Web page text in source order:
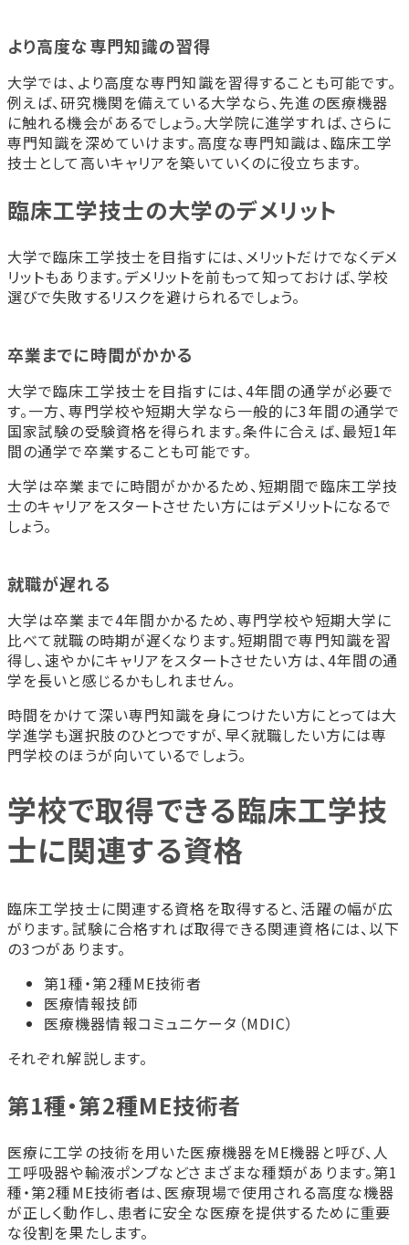
より高度な専門知識の習得
大学では、より高度な専門知識を習得することも可能です。
例えば、研究機関を備えている大学なら、先進の医療機器
に触れる機会があるでしょう。大学院に進学すれば、さらに
専門知識を深めていけます。高度な専門知識は、臨床工学
技士として高いキャリアを築いていくのに役立ちます。
臨床工学技士の大学のデメリット
大学で臨床工学技士を目指すには、メリットだけでなくデメ
リットもあります。デメリットを前もって知っておけば、学校
選びで失敗するリスクを避けられるでしょう。
卒業までに時間がかかる
大学で臨床工学技士を目指すには、4年間の通学が必要で
す。一方、専門学校や短期大学なら一般的に3年間の通学で
国家試験の受験資格を得られます。条件に合えば、最短1年
間の通学で卒業することも可能です。
大学は卒業までに時間がかかるため、短期間で臨床工学技
士のキャリアをスタートさせたい方にはデメリットになるで
しょう。
就職が遅れる
大学は卒業まで4年間かかるため、専門学校や短期大学に
比べて就職の時期が遅くなります。短期間で専門知識を習
得し、速やかにキャリアをスタートさせたい方は、4年間の通
学を長いと感じるかもしれません。
時間をかけて深い専門知識を身につけたい方にとっては大
学進学も選択肢のひとつですが、早く就職したい方には専
門学校のほうが向いているでしょう。
学校で取得できる臨床工学技
士に関連する資格
臨床工学技士に関連する資格を取得すると、活躍の幅が広
がります。試験に合格すれば取得できる関連資格には、以下
の3つがあります。
第1種・第2種ME技術者
医療情報技師
医療機器情報コミュニケータ（MDIC）
それぞれ解説します。
第1種・第2種ME技術者
医療に工学の技術を用いた医療機器をME機器と呼び、人
工呼吸器や輸液ポンプなどさまざまな種類があります。第1
種・第2種ME技術者は、医療現場で使用される高度な機器
が正しく動作し、患者に安全な医療を提供するために重要
な役割を果たします。